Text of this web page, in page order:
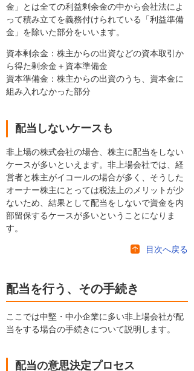
金」とは全ての利益剰余金の中から会社法によ
って積み立てを義務付けられている「利益準備
金」を除いた部分をいいます。
資本剰余金：株主からの出資などの資本取引か
ら得た剰余金＋資本準備金
資本準備金：株主からの出資のうち、資本金に
組み入れなかった部分
配当しないケースも
非上場の株式会社の場合、株主に配当をしない
ケースが多いといえます。非上場会社では、経
営者と株主がイコールの場合が多く、そうした
オーナー株主にとっては税法上のメリットが少
ないため、結果として配当をしないで資金を内
部留保するケースが多いということになりま
す。
目次へ戻る
配当を行う、その手続き
ここでは中堅・中小企業に多い非上場会社が配
当をする場合の手続きについて説明します。
配当の意思決定プロセス